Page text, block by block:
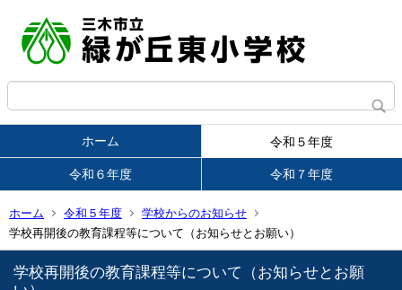
ホーム 令和５年度
令和６年度 令和７年度
ホーム 令和５年度
学校からのお知らせ
学校再開後の教育課程等について（お知らせとお願い）
学校再開後の教育課程等について（お知らせとお願